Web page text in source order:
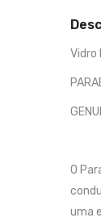
Vidro
O
uma